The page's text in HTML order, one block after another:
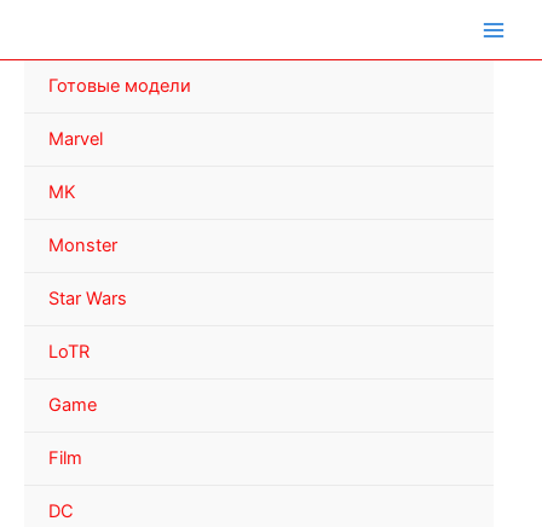
Готовые модели
Marvel
MK
Monster
Star Wars
LoTR
Game
Film
DC